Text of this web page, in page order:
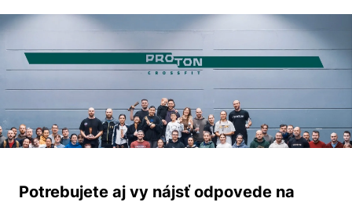
Potrebujete aj vy nájsť odpovede na